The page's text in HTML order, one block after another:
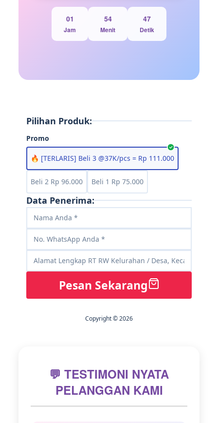
01
Jam
54
Menit
46
Detik
Pilihan Produk:
Promo
🔥 [TERLARIS] Beli 3 @37K/pcs = Rp 111.000
Beli 2 Rp 96.000 Beli 1 Rp 75.000
Data Penerima:
Pesan Sekarang
Copyright © 2026
💬 TESTIMONI NYATA
PELANGGAN KAMI